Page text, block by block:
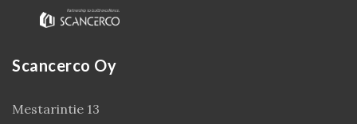
Scancerco Oy
Mestarintie 13